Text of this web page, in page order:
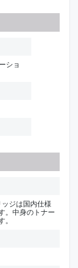
ショ
ッジは国内仕様
。中身のトナー